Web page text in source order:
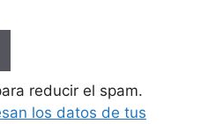
reducir el spam.
los datos de tus